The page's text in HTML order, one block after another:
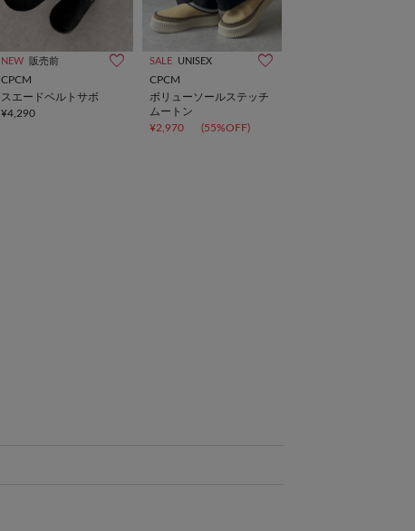
NEW 販売前
CPCM
スエードベルトサボ
¥4,290
SALE UNISEX
CPCM
ボリューソールステッチ
ムートン
¥2,970
(55%OFF)